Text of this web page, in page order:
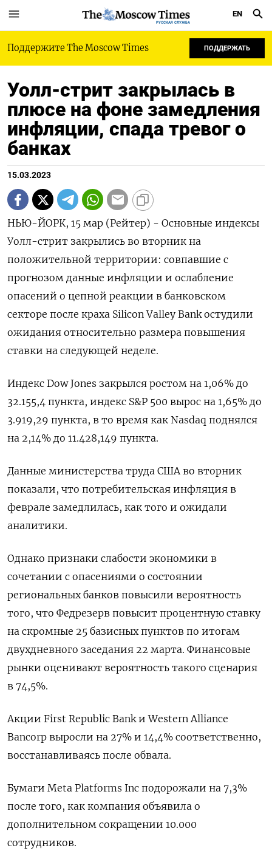
РУССКАЯ СЛУЖБА
EN
Поддержите The Moscow Times ПОДДЕРЖАТЬ
Уолл-стрит закрылась в
плюсе на фоне замедления
инфляции, спада тревог о
банках
15.03.2023
НЬЮ-ЙОРК, 15 мар (Рейтер) - Основные индексы
Уолл-стрит закрылись во вторник на
положительной территории: совпавшие с
прогнозом данные инфляции и ослабление
опасений о цепной реакции в банковском
секторе после краха Silicon Valley Bank остудили
ожидания относительно размера повышения
ставки на следующей неделе.
Индекс Dow Jones закрылся ростом на 1,06% до
32.155,4 пункта, индекс S&P 500 вырос на 1,65% до
3.919,29 пункта​, в то время как ​Nasdaq поднялся
на 2,14% до 11.428,149 пункта​.
Данные министерства труда США во вторник
показали, что потребительская инфляция в
феврале замедлилась, как того и ожидали
аналитики.
Однако признаки слабости экономики в
сочетании с опасениями о состоянии
региональных банков повысили вероятность
того, что Федрезерв повысит процентную ставку
на скромные 25 базисных пунктов по итогам
двухдневного заседания 22 марта. Финансовые
рынки оценивают вероятность такого сценария
в 74,5%.
Акции First Republic Bank и Western Alliance
Bancorp выросли на 27% и 14,4% соответственно,
восстанавливаясь после обвала.
Бумаги Meta Platforms Inc подорожали на 7,3%
после того, как компания объявила о
дополнительном сокращении 10.000
сотрудников.